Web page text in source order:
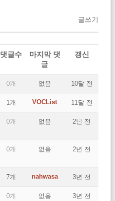
글쓰기
댓글수
마지막 댓
글
갱신
0개 없음 10달 전
1개 VOCList 11달 전
0개 없음 2년 전
0개 없음 2년 전
7개 nahwasa 3년 전
0개 없음 3년 전